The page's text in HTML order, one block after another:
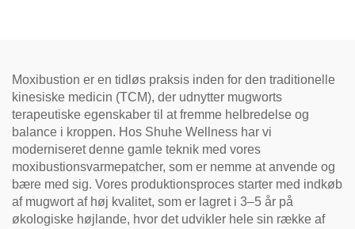
Moxibustion er en tidløs praksis inden for den traditionelle
kinesiske medicin (TCM), der udnytter mugworts
terapeutiske egenskaber til at fremme helbredelse og
balance i kroppen. Hos Shuhe Wellness har vi
moderniseret denne gamle teknik med vores
moxibustionsvarmepatcher, som er nemme at anvende og
bære med sig. Vores produktionsproces starter med indkøb
af mugwort af høj kvalitet, som er lagret i 3–5 år på
økologiske højlande, hvor det udvikler hele sin række af